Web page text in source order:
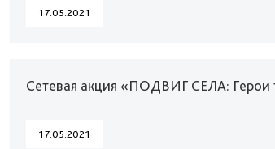
17.05.2021
Сетевая акция «ПОДВИГ СЕЛА: Герои
17.05.2021